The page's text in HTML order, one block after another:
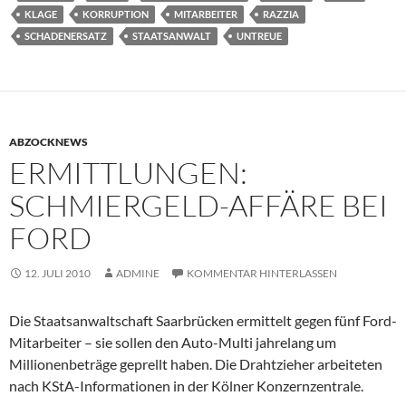
KLAGE
KORRUPTION MITARBEITER
RAZZIA
SCHADENERSATZ
STAATSANWALT UNTREUE
ABZOCKNEWS
ERMITTLUNGEN:
SCHMIERGELD-AFFÄRE BEI
FORD
12. JULI 2010 ADMINE KOMMENTAR HINTERLASSEN
Die Staatsanwaltschaft Saarbrücken ermittelt gegen fünf Ford-
Mitarbeiter – sie sollen den Auto-Multi jahrelang um
Millionenbeträge geprellt haben. Die Drahtzieher arbeiteten
nach KStA-Informationen in der Kölner Konzernzentrale.